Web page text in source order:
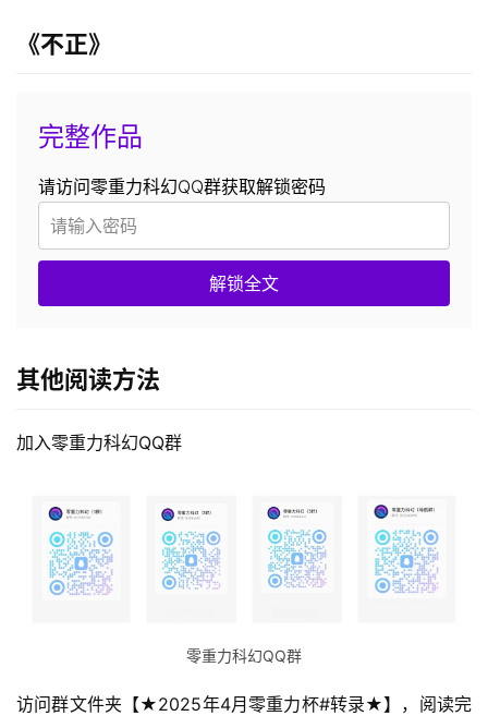
《不正》
完整作品
请访问零重力科幻QQ群获取解锁密码
解锁全文
其他阅读方法
加入零重力科幻QQ群
零重力科幻QQ群
访问群文件夹【★2025年4月零重力杯#转录★】，阅读完